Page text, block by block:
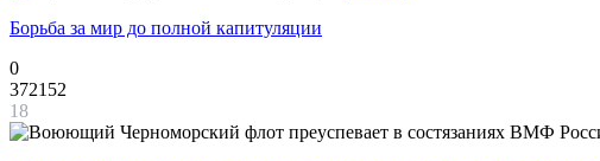
Борьба за мир до полной капитуляции
0
372152
18